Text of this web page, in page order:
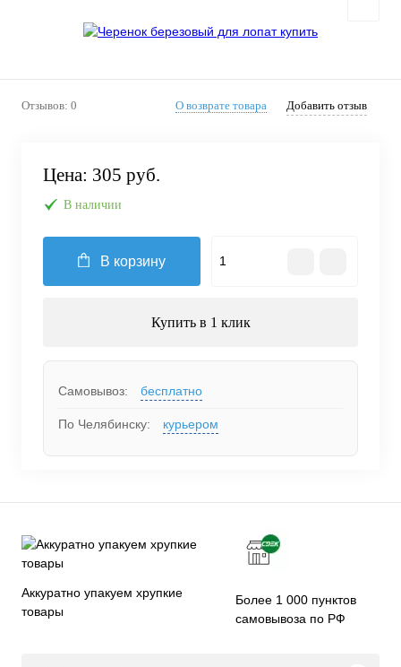
Отзывов: 0 О возврате товара Добавить отзыв
Цена: 305 руб.
В наличии
В корзину
Купить в 1 клик
Самовывоз: бесплатно
По Челябинску: курьером
Аккуратно упакуем хрупкие
товары
Более 1 000 пунктов
самовывоза по РФ